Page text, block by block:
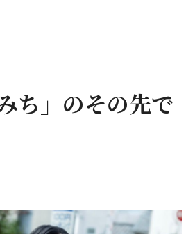
ち」のその先で